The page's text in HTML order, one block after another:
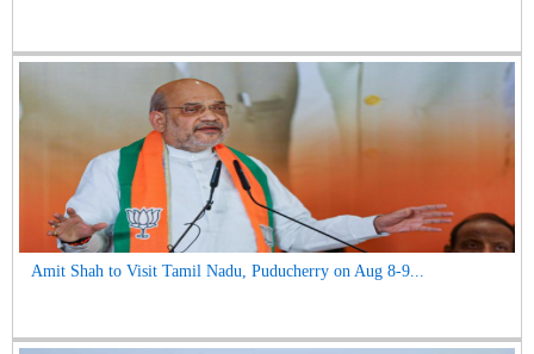
Amit Shah to Visit Tamil Nadu, Puducherry on Aug 8-9...